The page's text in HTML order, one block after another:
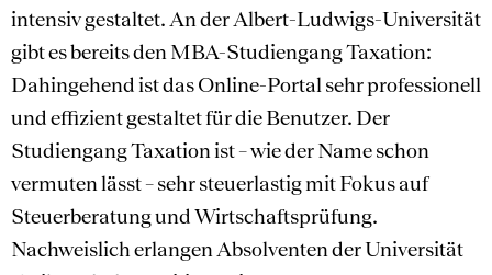
intensiv gestaltet. An der Albert-Ludwigs-Universität
gibt es bereits den MBA-Studiengang Taxation:
Dahingehend ist das Online-Portal sehr professionell
und effizient gestaltet für die Benutzer. Der
Studiengang Taxation ist – wie der Name schon
vermuten lässt – sehr steuerlastig mit Fokus auf
Steuerberatung und Wirtschaftsprüfung.
Nachweislich erlangen Absolventen der Universität